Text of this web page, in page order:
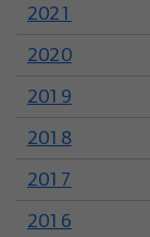
2021
2020
2019
2018
2017
2016